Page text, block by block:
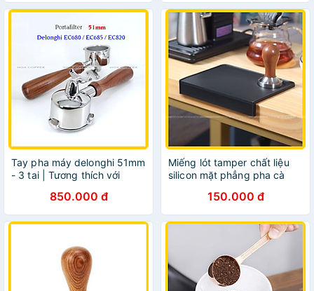
Tay pha máy delonghi 51mm
- 3 tai | Tương thích với
850.000 đ
Miếng lót tamper chất liệu
silicon mặt phẳng pha cà
150.000 đ